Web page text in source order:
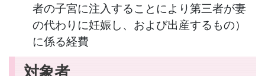
者の子宮に注入することにより第三者が妻
の代わりに妊娠し、および出産するもの）
に係る経費
対象者